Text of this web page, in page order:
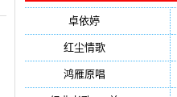
卓依婷
红尘情歌(296)
鸿雁原唱